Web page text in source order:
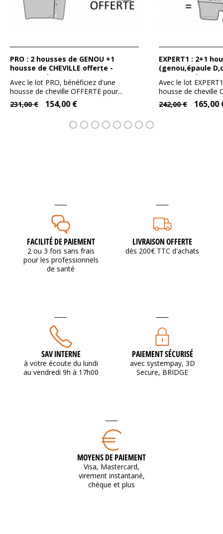
PRO : 2 housses de GENOU +1
housse de CHEVILLE offerte -
GameReady
Avec le lot PRO, bénéficiez d'une
housse de cheville OFFERTE pour...
231,00 €
154,00 €
EXPERT1 : 2+1 housses offerte
(genou,épaule
GameReady
Avec le lot
housse de cheville
242,00 €
165,00
FACILITÉ DE PAIEMENT
2 ou 3 fois sans frais
pour les professionnels
de santé
LIVRAISON OFFERTE
dès 200€ TTC d'achats
SAV INTERNE
à votre écoute du lundi
au vendredi 9h à 17h00
PAIEMENT SÉCURISÉ
avec systempay, 3D
Secure, BRIDGE
MOYENS DE PAIEMENT
Visa, Mastercard,
virement instantané,
chèque et plus